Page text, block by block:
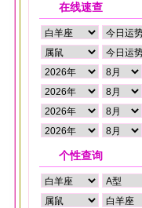
在线速查
个性查询